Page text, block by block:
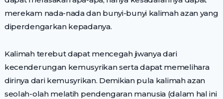
merekam nada-nada dan bunyi-bunyi kalimah azan yang
diperdengarkan kepadanya.
Kalimah terebut dapat mencegah jiwanya dari
kecenderungan kemusyrikan serta dapat memelihara
dirinya dari kemusyrikan. Demikian pula kalimah azan
seolah-olah melatih pendengaran manusia (dalam hal ini